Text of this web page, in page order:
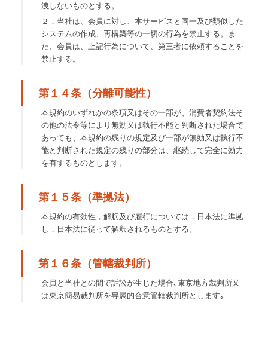
洩しないものとする。
２．当社は、会員に対し、本サービスと同一及び類似した
システムの作成、再構築等の一切の行為を禁止する。ま
た、会員は、上記行為について、第三者に依頼することを
禁止する。
第１４条（分離可能性）
本規約のいずれかの条項又はその一部が、消費者契約法そ
の他の法令等により無効又は執行不能と判断された場合で
あっても、本規約の残りの規定及び一部が無効又は執行不
能と判断された規定の残りの部分は、継続して完全に効力
を有するものとします。
第１５条（準拠法）
本規約の有効性，解釈及び履行については，日本法に準拠
し，日本法に従って解釈されるものとする。
第１６条（管轄裁判所）
会員と当社との間で訴訟が生じた場合､東京地方裁判所又
は東京簡易裁判所を専属的合意管轄裁判所とします｡